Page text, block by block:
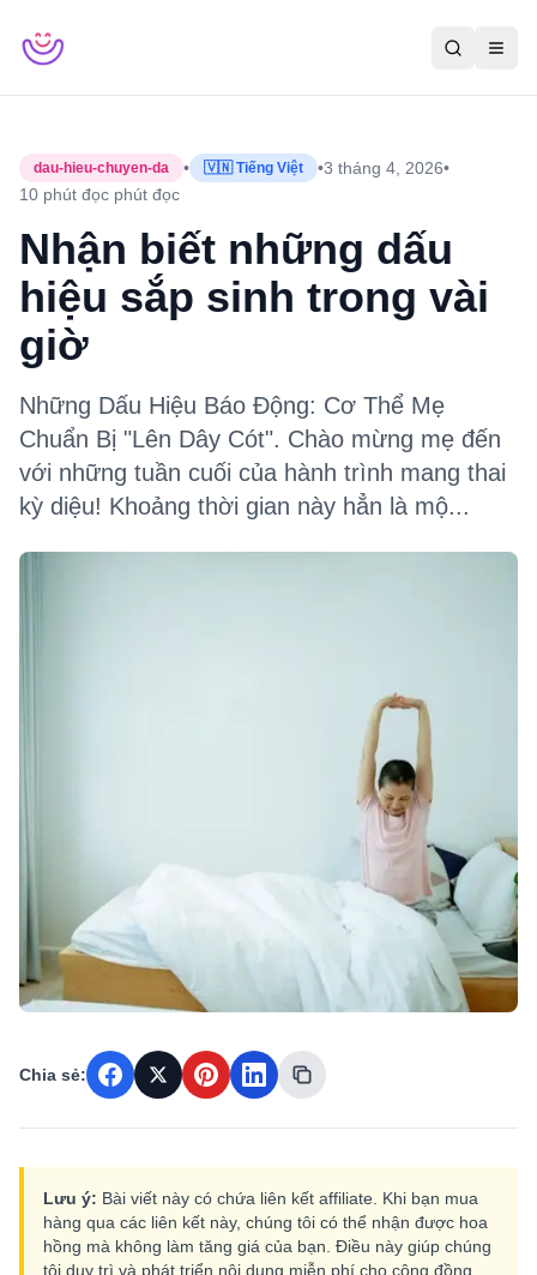
dau-hieu-chuyen-da • 🇻🇳 Tiếng Việt •3 tháng 4, 2026•
10 phút đọc phút đọc
Nhận biết những dấu
hiệu sắp sinh trong vài
giờ
Những Dấu Hiệu Báo Động: Cơ Thể Mẹ
Chuẩn Bị "Lên Dây Cót". Chào mừng mẹ đến
với những tuần cuối của hành trình mang thai
kỳ diệu! Khoảng thời gian này hẳn là mộ...
Chia sẻ:
Lưu ý: Bài viết này có chứa liên kết affiliate. Khi bạn mua
hàng qua các liên kết này, chúng tôi có thể nhận được hoa
hồng mà không làm tăng giá của bạn. Điều này giúp chúng
tôi duy trì và phát triển nội dung miễn phí cho cộng đồng.